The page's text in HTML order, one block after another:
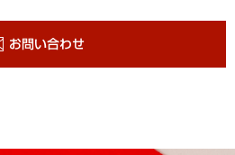
お問い合わせ